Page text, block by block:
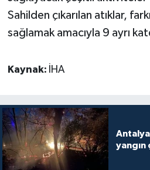
Sahilden çıkarılan atıklar,
sağlamak amacıyla 9 ayrı
Kaynak: İHA
yangın